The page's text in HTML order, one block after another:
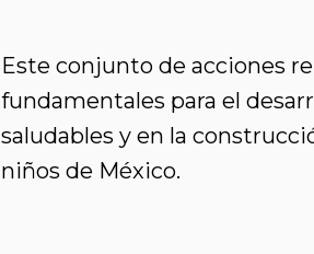
Este conjunto de acciones
fundamentales para el
saludables y en la
niños de México.